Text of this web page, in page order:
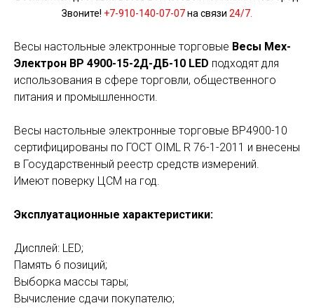
Звоните! +7-910-140-07-07на связи 24/7.
Весы настольные электронные торговые Весы Мех-
Электрон ВР 4900-15-2Д-ДБ-10 LED подходят для
использования в сфере торговли, общественного
питания и промышленности.
Весы настольные электронные торговые ВР4900-10
сертифицированы по ГОСТ OIML R 76-1-2011 и внесены
в Государственный реестр средств измерений.
Имеют поверку ЦСМ на год.
Эксплуатационные характеристики:
Дисплей: LED;
Память 6 позиций;
Выборка массы тары;
Вычисление сдачи покупателю;